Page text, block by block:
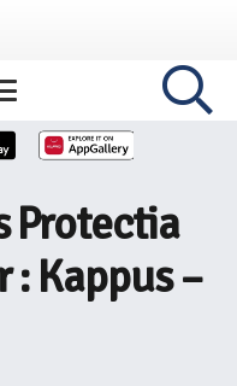
Protectia
Kappus –